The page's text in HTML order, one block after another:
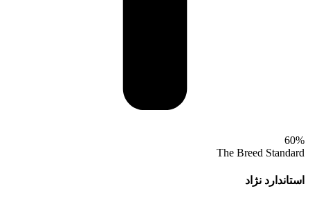
60%
The Breed Standard
استاندارد نژاد